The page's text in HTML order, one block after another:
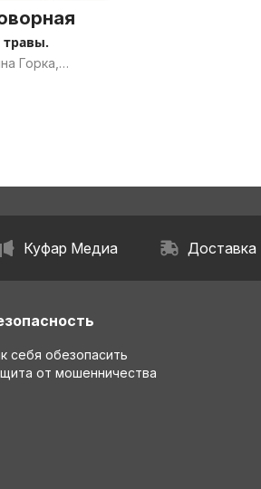
травы.
Горка,
Куфар Медиа Доставка
себя обезопасить
от мошенничества